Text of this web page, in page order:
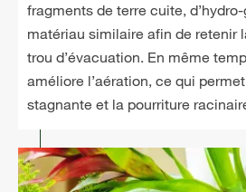
fragments de terre cuite, d’hydro-
matériau similaire afin de retenir
trou d’évacuation. En même
améliore l’aération, ce qui
stagnante et la pourriture